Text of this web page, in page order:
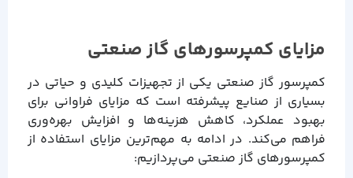
مزایای کمپرسورهای گاز صنعتی
کمپرسور گاز صنعتی یکی از تجهیزات کلیدی و حیاتی در
بسیاری از صنایع پیشرفته است که مزایای فراوانی برای
بهبود عملکرد، کاهش هزینه‌ها و افزایش بهره‌وری
فراهم می‌کند. در ادامه به مهم‌ترین مزایای استفاده از
کمپرسورهای گاز صنعتی می‌پردازیم: